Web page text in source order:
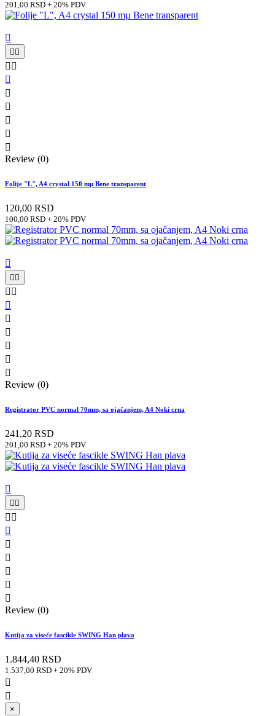
201,00 RSD + 20% PDV

 
 






Review (0)
Folije "L", A4 crystal 150 mµ Bene transparent
120,00 RSD
100,00 RSD + 20% PDV

 
 






Review (0)
Registrator PVC normal 70mm, sa ojačanjem, A4 Noki crna
241,20 RSD
201,00 RSD + 20% PDV

 
 






Review (0)
Kutija za viseće fascikle SWING Han plava
1.844,40 RSD
1.537,00 RSD + 20% PDV


×